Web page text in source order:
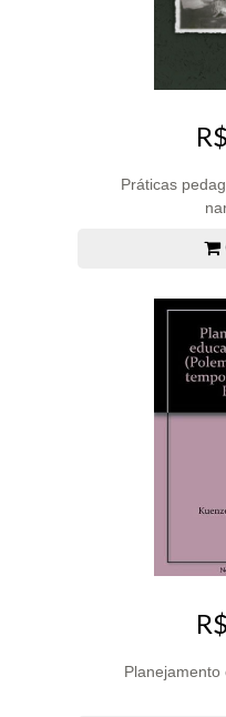
Práticas